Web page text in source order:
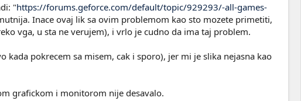
"https://forums.geforce.com/default/topic/929293/-all-games-
Inace ovaj lik sa ovim problemom kao sto mozete primetiti,
vga, u sta ne verujem), i vrlo je cudno da ima taj problem.
pokrecem sa misem, cak i sporo), jer mi je slika nejasna kao
grafickom i monitorom nije desavalo.